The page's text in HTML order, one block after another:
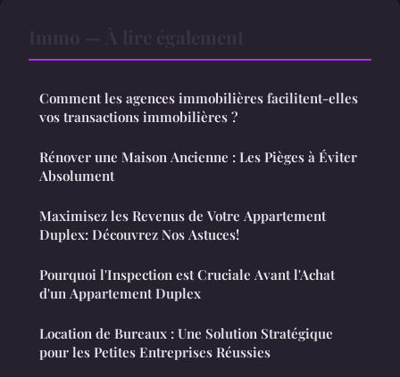
Comment les agences immobilières facilitent-elles
vos transactions immobilières ?
Rénover une Maison Ancienne : Les Pièges à Éviter
Absolument
Maximisez les Revenus de Votre Appartement
Duplex: Découvrez Nos Astuces!
Pourquoi l'Inspection est Cruciale Avant l'Achat
d'un Appartement Duplex
Location de Bureaux : Une Solution Stratégique
pour les Petites Entreprises Réussies